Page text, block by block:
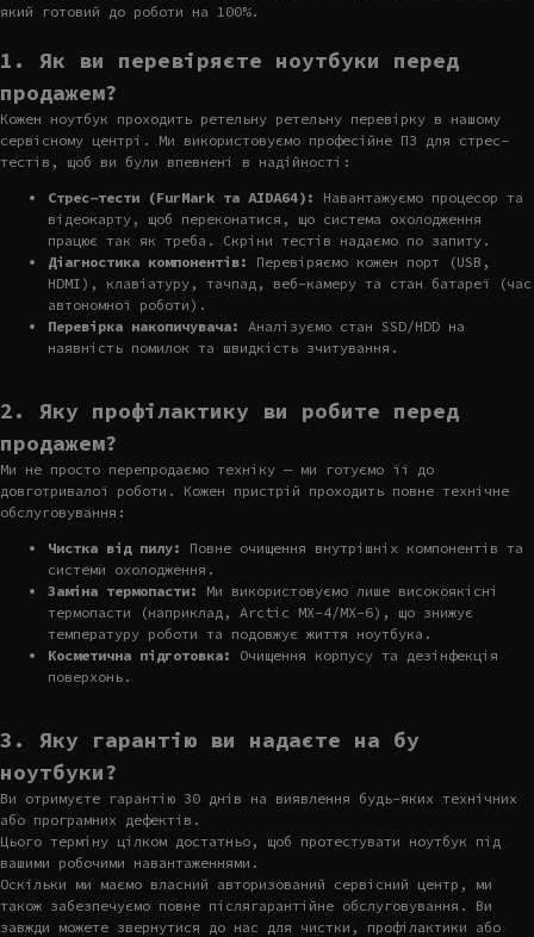
який готовий до роботи на 100%.
1. Як ви перевіряєте ноутбуки перед
продажем?
Кожен ноутбук проходить ретельну ретельну перевірку в нашому
сервісному центрі. Ми використовуємо професійне ПЗ для стрес-
тестів, щоб ви були впевнені в надійності:
Стрес-тести (FurMark та AIDA64):
Навантажуємо процесор та
відеокарту, щоб переконатися, що система охолодження
працює так як треба. Скріни тестів надаємо по запиту.
Діагностика компонентів:
Перевіряємо кожен порт (USB,
HDMI), клавіатуру, тачпад, веб-камеру та стан батареї (час
автономної роботи).
Перевірка накопичувача:
Аналізуємо стан SSD/HDD на
наявність помилок та швидкість зчитування.
2. Яку профілактику ви робите перед
продажем?
Ми не просто перепродаємо техніку — ми готуємо її до
довготривалої роботи. Кожен пристрій проходить повне технічне
обслуговування:
Чистка від пилу:
Повне очищення внутрішніх компонентів та
системи охолодження.
Заміна термопасти:
Ми використовуємо лише високоякісні
термопасти (наприклад, Arctic MX-4/MX-6), що знижує
температуру роботи та подовжує життя ноутбука.
Косметична підготовка:
Очищення корпусу та дезінфекція
поверхонь.
3. Яку гарантію ви надаєте на бу
ноутбуки?
Ви отримуєте гарантію 30 днів на виявлення будь-яких технічних
або програмних дефектів.
Цього терміну цілком достатньо, щоб протестувати ноутбук під
вашими робочими навантаженнями.
Оскільки ми маємо власний авторизований сервісний центр, ми
також забезпечуємо повне післягарантійне обслуговування. Ви
завжди можете звернутися до нас для чистки, профілактики або